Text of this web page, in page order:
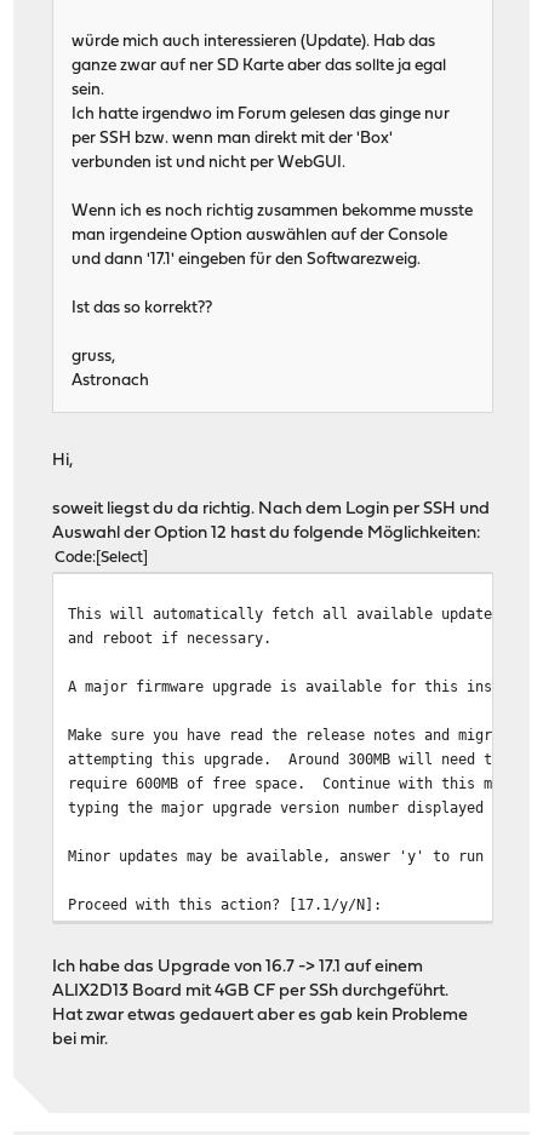
würde mich auch interessieren (Update). Hab das
ganze zwar auf ner SD Karte aber das sollte ja egal
sein.
Ich hatte irgendwo im Forum gelesen das ginge nur
per SSH bzw. wenn man direkt mit der 'Box'
verbunden ist und nicht per WebGUI.
Wenn ich es noch richtig zusammen bekomme musste
man irgendeine Option auswählen auf der Console
und dann '17.1' eingeben für den Softwarezweig.
Ist das so korrekt??
gruss,
Astronach
Hi,
soweit liegst du da richtig. Nach dem Login per SSH und
Auswahl der Option 12 hast du folgende Möglichkeiten:
Code Select
This will automatically fetch all available updates,
and reboot if necessary.
A major firmware upgrade is available for this
Make sure you have read the release notes and migration
attempting this upgrade. Around 300MB will need to be
require 600MB of free space. Continue with this major
typing the major upgrade version number displayed above.
Minor updates may be available, answer 'y' to run them
Proceed with this action? [17.1/y/N]:
Ich habe das Upgrade von 16.7 -> 17.1 auf einem
ALIX2D13 Board mit 4GB CF per SSh durchgeführt.
Hat zwar etwas gedauert aber es gab kein Probleme
bei mir.